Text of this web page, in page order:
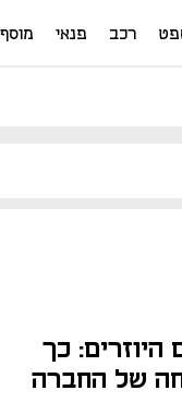
רכב פנאי מוסף
היוזרים: כך